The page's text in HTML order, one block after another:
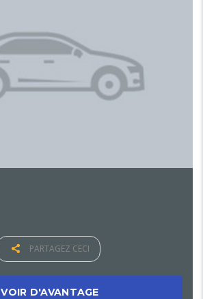
PARTAGEZ CECI
VOIR D'AVANTAGE